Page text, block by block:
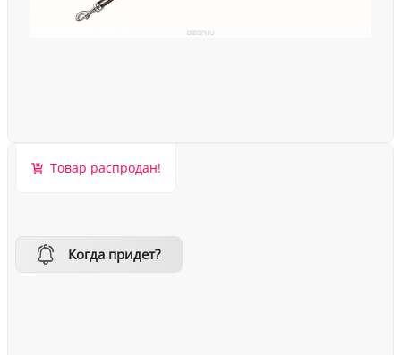
Товар распродан!
Когда придет?